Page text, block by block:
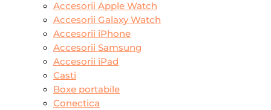
Accesorii Apple Watch
Accesorii Galaxy Watch
Accesorii iPhone
Accesorii Samsung
Accesorii iPad
Casti
Boxe portabile
Conectica